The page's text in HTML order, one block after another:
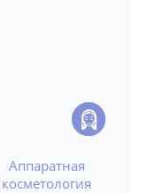
Аппаратная
косметология